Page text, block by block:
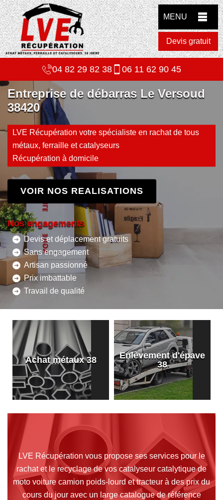
MENU
Devis gratuit
04 82 29 82 38 06 11 62 90 45
Entreprise de débarras Le Versoud
38420
LVE Récupération votre spécialiste en rachat de tous
métaux, ferraille et catalyseurs
Récupération à domicile
VOIR NOS REALISATIONS
Nos engagements
Devis et déplacement gratuits
Sans engagement
Artisan passionné
Prix imbattable
Travail de qualité
Achat métaux 38
Enlèvement d'épave
38
LVE Récupération vous propose ses services pour le
rachat et le recyclage de vos catalyseur catalytique de
moto voiture camion poids-lourd et tracteur à des prix du
cours du jour avec un large catalogue de référence